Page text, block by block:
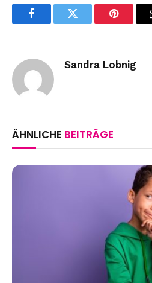
FacebookTwitter Pinterest
Sandra Lobnig
ÄHNLICHE BEITRÄGE